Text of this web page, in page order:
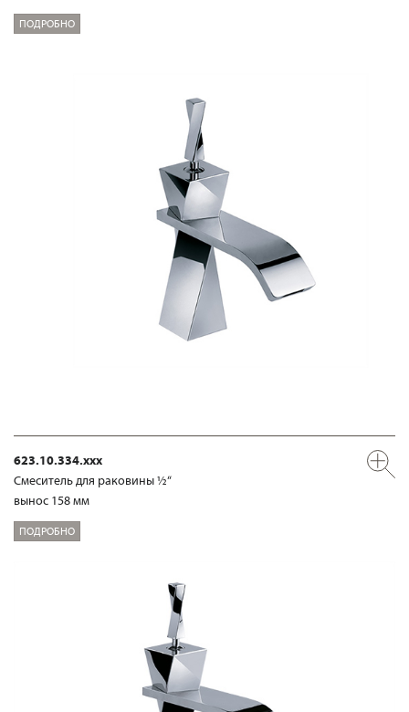
ПОДРОБНО
623.10.334.xxx
Смеситель для раковины ½“
вынос 158 мм
ПОДРОБНО